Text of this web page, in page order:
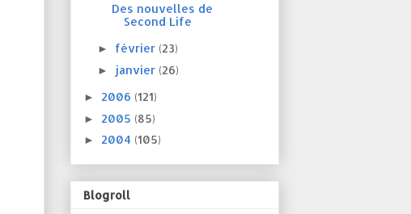
Des nouvelles de
Second Life
► février (23)
► janvier (26)
► 2006 (121)
► 2005 (85)
► 2004 (105)
Blogroll